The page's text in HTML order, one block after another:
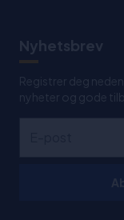
Nyhetsbrev
Registrer deg
nyheter og gode